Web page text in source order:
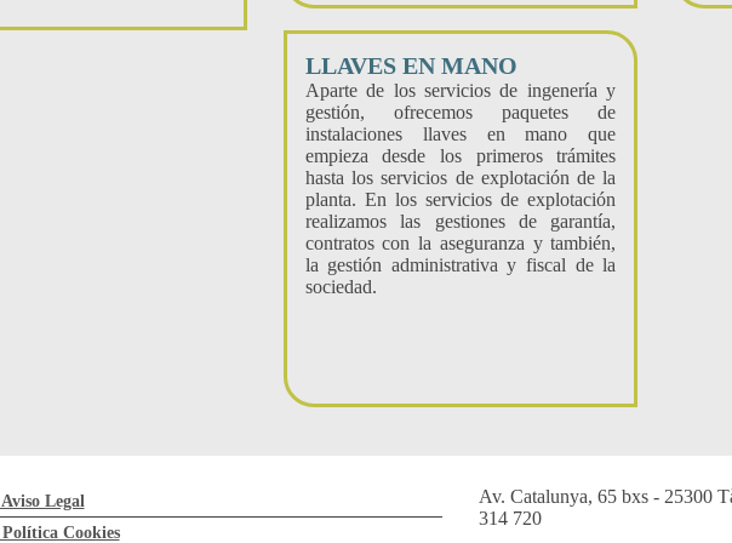
LLAVES EN MANO
Aparte de los servicios de ingenería y
gestión, ofrecemos paquetes de
instalaciones llaves en mano que
empieza desde los primeros trámites
hasta los servicios de explotación de la
planta. En los servicios de explotación
realizamos las gestiones de garantía,
contratos con la aseguranza y también,
la gestión administrativa y fiscal de la
sociedad.
Aviso Legal
Política Cookies
Av. Catalunya, 65 bxs - 25300
314 720